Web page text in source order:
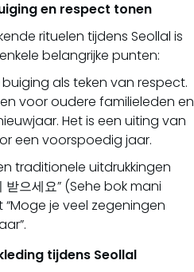
en respect tonen
rituelen tijdens Seollal is
belangrijke punten:
als teken van respect.
voor oudere familieleden en
Het is een uiting van
een voorspoedig jaar.
traditionele uitdrukkingen
받으세요” (Sehe bok mani
je veel zegeningen
tijdens Seollal